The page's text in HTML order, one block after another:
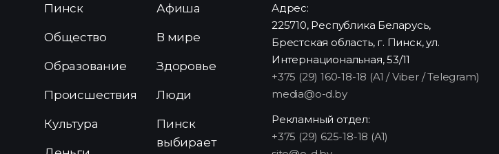
Пинск
Общество
Образование
Происшествия
Культура
Афиша
В мире
Здоровье
Люди
Пинск
выбирает
Адрес:
225710, Республика Беларусь,
Брестская область, г. Пинск, ул.
Интернациональная, 53/11
+375 (29) 160-18-18 (A1 / Viber / Telegram)
media@o-d.by
Рекламный отдел:
+375 (29) 625-18-18 (A1)